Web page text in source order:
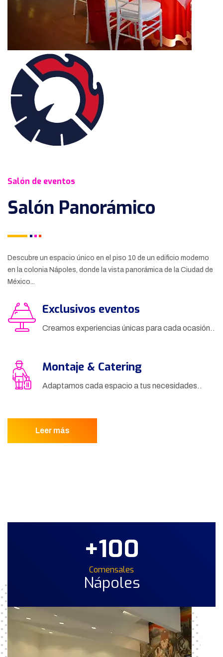
Salón de eventos
Salón Panorámico
Descubre un espacio único en el piso 10 de un edificio moderno
en la colonia Nápoles, donde la vista panorámica de la Ciudad de
México...
Exclusivos eventos
Creamos experiencias únicas para cada ocasión..
Montaje & Catering
Adaptamos cada espacio a tus necesidades..
Leer más
+100
Comensales
Nápoles